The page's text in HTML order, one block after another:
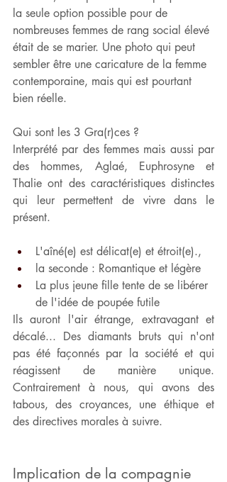
la seule option possible pour de
nombreuses femmes de rang social élevé
était de se marier. Une photo qui peut
sembler être une caricature de la femme
contemporaine, mais qui est pourtant
bien réelle.
Qui sont les 3 Gra(r)ces ?
Interprété par des femmes mais aussi par
des hommes, Aglaé, Euphrosyne et
Thalie ont des caractéristiques distinctes
qui leur permettent de vivre dans le
présent.
L'aîné(e) est délicat(e) et étroit(e).,
la seconde : Romantique et légère
La plus jeune fille tente de se libérer
de l'idée de poupée futile
Ils auront l'air étrange, extravagant et
décalé... Des diamants bruts qui n'ont
pas été façonnés par la société et qui
réagissent de manière unique.
Contrairement à nous, qui avons des
tabous, des croyances, une éthique et
des directives morales à suivre.
Implication de la compagnie